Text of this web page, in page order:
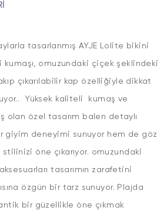
tasarlanmış AYJE Lolite bikini
omuzundaki çiçek şeklindeki
çıkarılabilir kap özelliğiyle dikkat
Yüksek kaliteli kumaş ve
olan özel tasarım balen detaylı
giyim deneyimi sunuyor hem de göz
stilinizi öne çıkarıyor. omuzundaki
tasarımın zarafetini
özgün bir tarz sunuyor. Plajda
bir güzellikle öne çıkmak